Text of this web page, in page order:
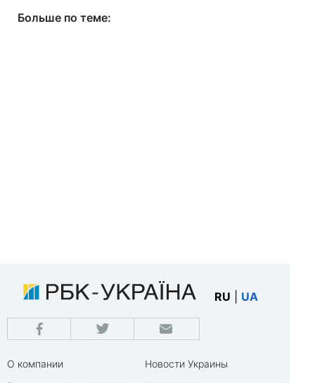
Больше по теме:
RU UA
О компании
Новости Украины